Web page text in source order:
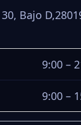
Bajo
9:00 –
9:00 –